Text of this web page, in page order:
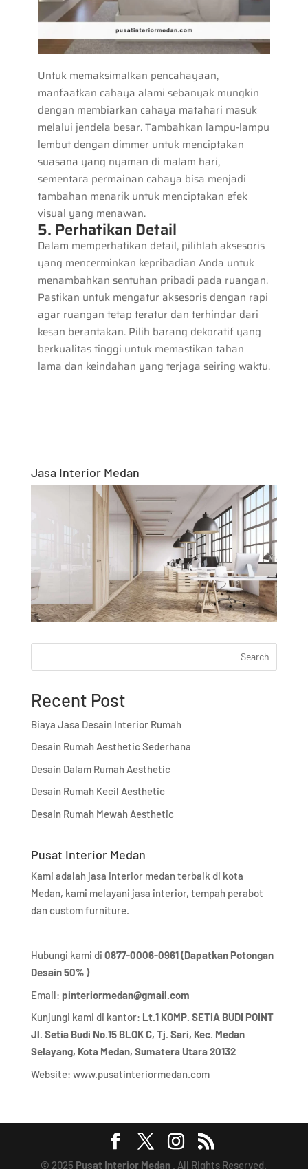
Untuk memaksimalkan pencahayaan,
manfaatkan cahaya alami sebanyak mungkin
dengan membiarkan cahaya matahari masuk
melalui jendela besar. Tambahkan lampu-lampu
lembut dengan dimmer untuk menciptakan
suasana yang nyaman di malam hari,
sementara permainan cahaya bisa menjadi
tambahan menarik untuk menciptakan efek
visual yang menawan.
5. Perhatikan Detail
Dalam memperhatikan detail, pilihlah aksesoris
yang mencerminkan kepribadian Anda untuk
menambahkan sentuhan pribadi pada ruangan.
Pastikan untuk mengatur aksesoris dengan rapi
agar ruangan tetap teratur dan terhindar dari
kesan berantakan. Pilih barang dekoratif yang
berkualitas tinggi untuk memastikan tahan
lama dan keindahan yang terjaga seiring waktu.
Jasa Interior Medan
Search
Recent Post
Biaya Jasa Desain Interior Rumah
Desain Rumah Aesthetic Sederhana
Desain Dalam Rumah Aesthetic
Desain Rumah Kecil Aesthetic
Desain Rumah Mewah Aesthetic
Pusat Interior Medan
Kami adalah jasa interior medan terbaik di kota
Medan, kami melayani jasa interior, tempah perabot
dan custom furniture.
Hubungi kami di 0877-0006-0961 (Dapatkan Potongan
Desain 50% )
Email: pinteriormedan@gmail.com
Kunjungi kami di kantor: Lt.1 KOMP. SETIA BUDI POINT
Jl. Setia Budi No.15 BLOK C, Tj. Sari, Kec. Medan
Selayang, Kota Medan, Sumatera Utara 20132
Website: www.pusatinteriormedan.com
© 2025 Pusat Interior Medan . All Rights Reserved.